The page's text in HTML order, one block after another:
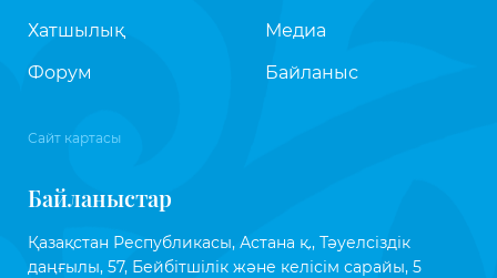
Хатшылық
Форум
Медиа
Байланыс
Сайт картасы
Байланыстар
Қазақстан Республикасы, Астана қ., Тәуелсіздік
даңғылы, 57, Бейбітшілік және келісім сарайы, 5